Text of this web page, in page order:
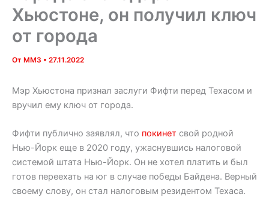
Хьюстоне, он получил ключ
от города
От MM3 • 27.11.2022
Мэр Хьюстона признал заслуги Фифти перед Техасом и
вручил ему ключ от города.
Фифти публично заявлял, что покинет свой родной
Нью-Йорк еще в 2020 году, ужаснувшись налоговой
системой штата Нью-Йорк. Он не хотел платить и был
готов переехать на юг в случае победы Байдена. Верный
своему слову, он стал налоговым резидентом Техаса.